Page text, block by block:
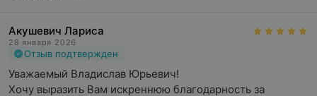
Акушевич Лариса
28 января 2026
Отзыв подтвержден
Уважаемый Владислав Юрьевич!
Хочу выразить Вам искреннюю благодарность за